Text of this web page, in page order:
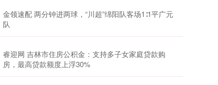
金领速配 两分钟进两球，“川超”绵阳队客场1∶1平广元
队
睿迎网 吉林市住房公积金：支持多子女家庭贷款购
房，最高贷款额度上浮30%